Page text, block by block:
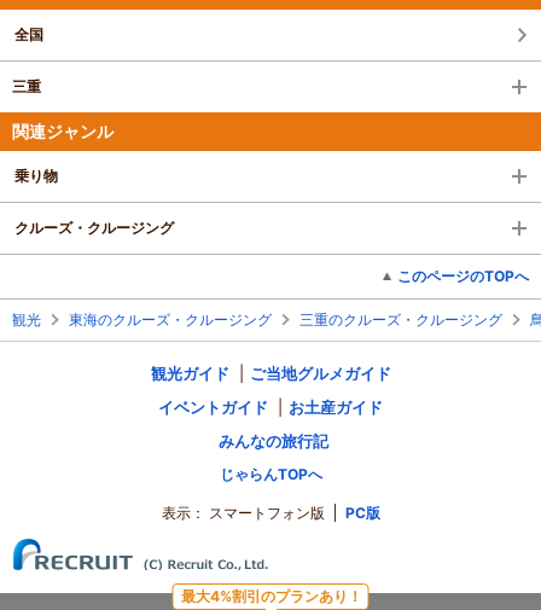
最大4%割引のプランあり！
全国
三重
関連ジャンル
乗り物
クルーズ・クルージング
このページのTOPへ
観光 東海のクルーズ・クルージング 三重のクルーズ・クルージング
観光ガイド
ご当地グルメガイド
イベントガイド
お土産ガイド
みんなの旅行記
じゃらんTOPへ
表示： スマートフォン版 PC版